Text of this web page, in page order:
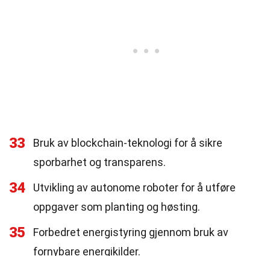
33
Bruk av blockchain-teknologi for å sikre
sporbarhet og transparens.
34
Utvikling av autonome roboter for å utføre
oppgaver som planting og høsting.
35
Forbedret energistyring gjennom bruk av
fornybare energikilder.